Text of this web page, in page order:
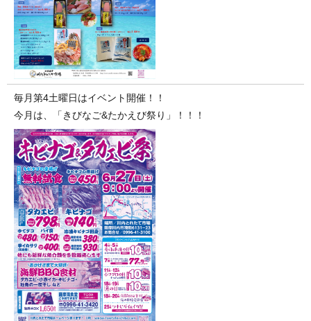
毎月第4土曜日はイベント開催！！
今月は、「きびなご&たかえび祭り」！！！